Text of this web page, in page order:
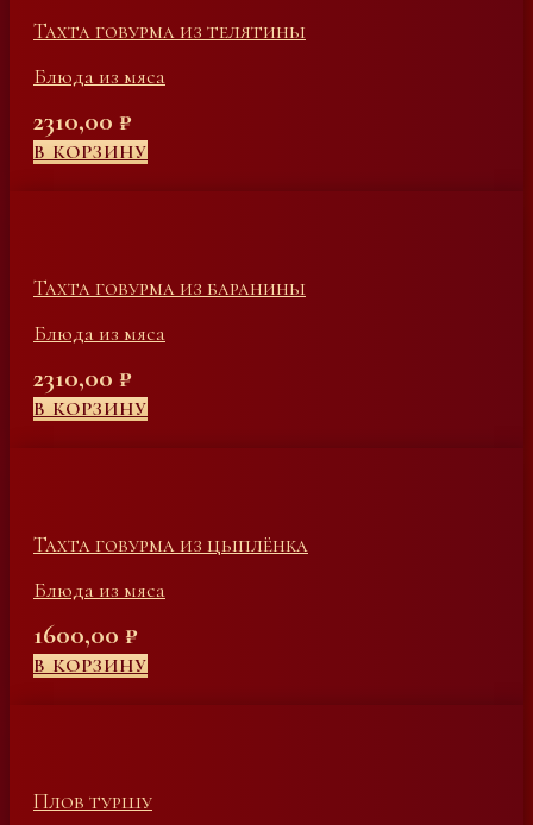
Тахта говурма из телятины
Блюда из мяса
2310,00 ₽
В КОРЗИНУ
Тахта говурма из баранины
Блюда из мяса
2310,00 ₽
В КОРЗИНУ
Тахта говурма из цыплёнка
Блюда из мяса
1600,00 ₽
В КОРЗИНУ
Плов туршу